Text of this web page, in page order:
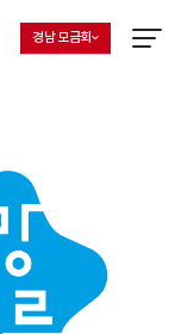
지회 선택 목록 열기
현재 선택된 지회
경남 모금회